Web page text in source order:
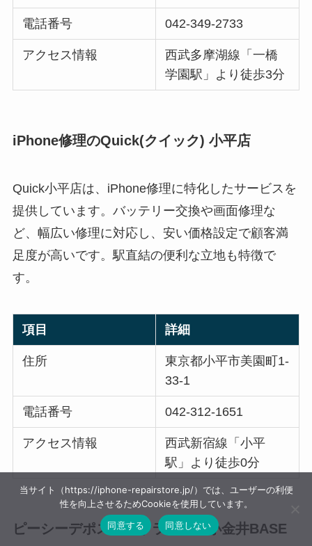
電話番号 042-349-2733
アクセス情報
西武多摩湖線「一橋
学園駅」より徒歩3分
iPhone修理のQuick(クイック) 小平店
Quick小平店は、iPhone修理に特化したサービスを
提供しています。バッテリー交換や画面修理な
ど、幅広い修理に対応し、安い価格設定で顧客満
足度が高いです。駅直結の便利な立地も特徴で
す。
項目 詳細
住所
東京都小平市美園町1-
33-1
電話番号 042-312-1651
アクセス情報
西武新宿線「小平
駅」より徒歩0分
ピーシーデポスマートライフ花小金井BASE
当サイト（https://iphone-repairstore.jp/）では、ユーザーの利便
性を向上させるためCookieを使用しています。
同意する
同意しない